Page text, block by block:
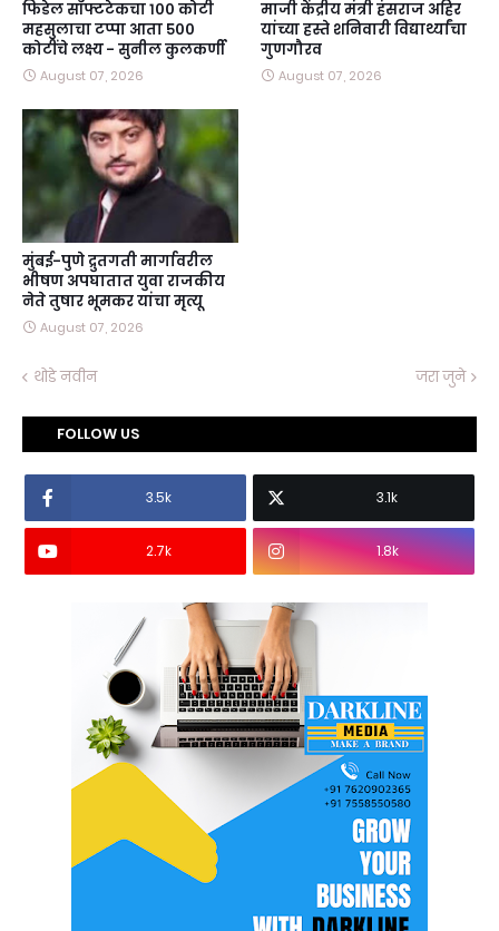
फिडेल सॉफ्टटेकचा १०० कोटी
महसुलाचा टप्पा आता ५००
कोटींचे लक्ष्य - सुनील कुलकर्णी
August 07, 2026
माजी केंद्रीय मंत्री हंसराज अहिर
यांच्या हस्ते शनिवारी विद्यार्थ्यांचा
गुणगौरव
August 07, 2026
मुंबई-पुणे द्रुतगती मार्गावरील
भीषण अपघातात युवा राजकीय
नेते तुषार भूमकर यांचा मृत्यू
August 07, 2026
थोडे नवीन जरा जुने
FOLLOW US
3.5k 3.1k
2.7k 1.8k